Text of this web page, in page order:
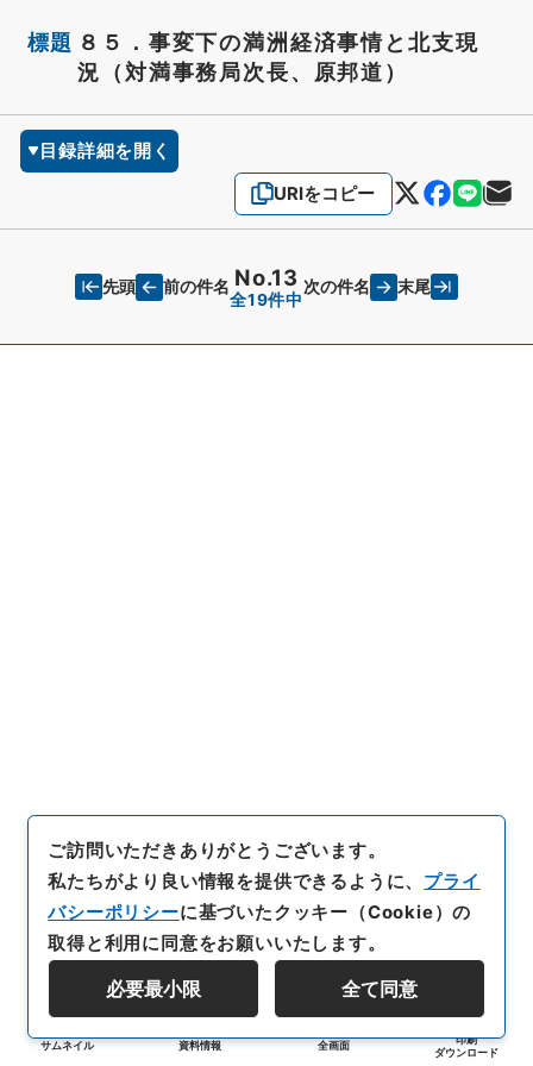
標題 ８５．事変下の満洲経済事情と北支現
況（対満事務局次長、原邦道）
目録詳細を開く
URIをコピー
先頭 前の件名 No.13
全19件中
次の件名 末尾
サムネイル 資料情報 全画面
印刷
ダウンロード
ご訪問いただきありがとうございます。
私たちがより良い情報を提供できるように、 プライ
バシーポリシーに基づいたクッキー（Cookie）の
取得と利用に同意をお願いいたします。
必要最小限 全て同意